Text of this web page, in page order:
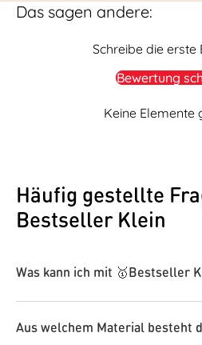
Das sagen andere:
Schreibe die erste
Bewertung
Keine Elemente
Häufig gestellte
Bestseller Klein
Was kann ich mit 🥇Bestseller
Unsere Gewürze sind wahre
verleihen jedem Gericht eine
Aus welchem Material besteht